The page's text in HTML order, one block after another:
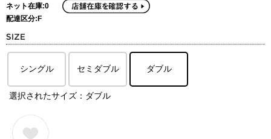
ネット在庫:0
配達区分:F
シングル セミダブル ダブル
選択されたサイズ：ダブル